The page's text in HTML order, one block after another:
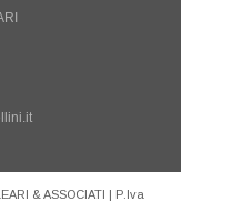
& ASSOCIATI | P.Iva